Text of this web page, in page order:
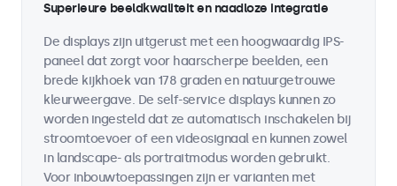
Superieure beeldkwaliteit en naadloze integratie
De displays zijn uitgerust met een hoogwaardig IPS-
paneel dat zorgt voor haarscherpe beelden, een
brede kijkhoek van 178 graden en natuurgetrouwe
kleurweergave. De self-service displays kunnen zo
worden ingesteld dat ze automatisch inschakelen bij
stroomtoevoer of een videosignaal en kunnen zowel
in landscape- als portraitmodus worden gebruikt.
Voor inbouwtoepassingen zijn er varianten met